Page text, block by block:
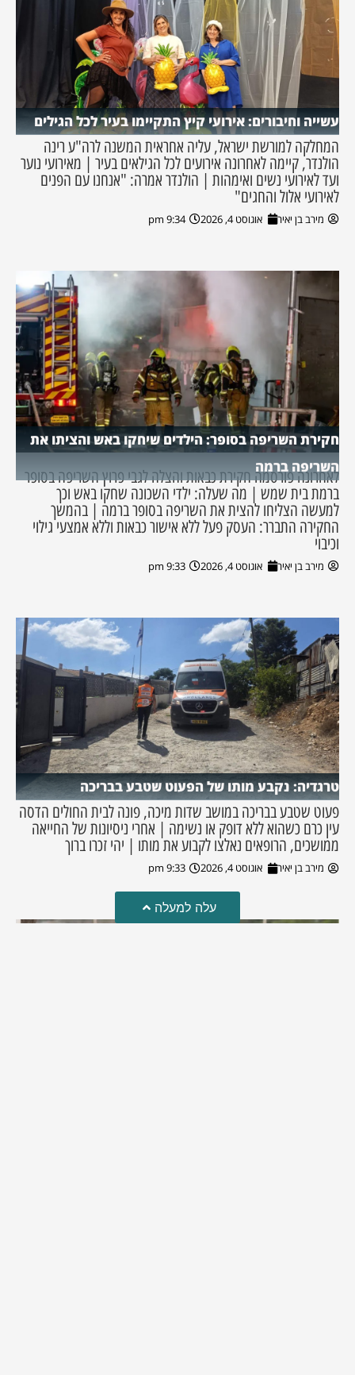
עשייה וחיבורים: אירועי קיץ התקיימו בעיר לכל הגילים
המחלקה למורשת ישראל, עליה אחראית המשנה לרה"ע רינה
הולנדר, קיימה לאחרונה אירועים לכל הגילאים בעיר | מאירועי נוער
ועד לאירועי נשים ואימהות | הולנדר אמרה: "אנחנו עם הפנים
לאירועי אלול והחגים"
מירב בן יאיר אוגוסט 4, 2026 9:34 pm
חקירת השריפה בסופר: הילדים שיחקו באש והציתו את
השריפה ברמה
לאחרונה פורסמה חקירת כבאות והצלה לגבי פרוץ השריפה בסופר
ברמת בית שמש | מה שעלה: ילדי השכונה שחקו באש וכך
למעשה הצליחו להצית את השריפה בסופר ברמה | בהמשך
החקירה התברר: העסק פעל ללא אישור כבאות וללא אמצעי גילוי
וכיבוי
מירב בן יאיר אוגוסט 4, 2026 9:33 pm
טרגדיה: נקבע מותו של הפעוט שטבע בבריכה
פעוט שטבע בבריכה במושב שדות מיכה, פונה לבית החולים הדסה
עין כרם כשהוא ללא דופק או נשימה | אחרי ניסיונות של החייאה
ממושכים, הרופאים נאלצו לקבוע את מותו | יהי זכרו ברוך
מירב בן יאיר אוגוסט 4, 2026 9:33 pm
עלה למעלה